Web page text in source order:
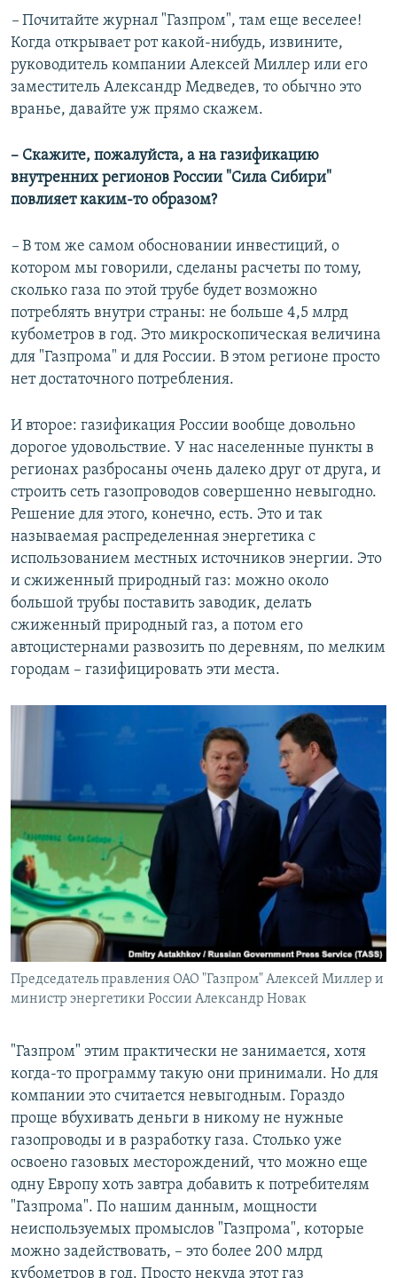
– Почитайте журнал "Газпром", там еще веселее!
Когда открывает рот какой-нибудь, извините,
руководитель компании Алексей Миллер или его
заместитель Александр Медведев, то обычно это
вранье, давайте уж прямо скажем.
– Скажите, пожалуйста, а на газификацию
внутренних регионов России "Сила Сибири"
повлияет каким-то образом?
– В том же самом обосновании инвестиций, о
котором мы говорили, сделаны расчеты по тому,
сколько газа по этой трубе будет возможно
потреблять внутри страны: не больше 4,5 млрд
кубометров в год. Это микроскопическая величина
для "Газпрома" и для России. В этом регионе просто
нет достаточного потребления.
И второе: газификация России вообще довольно
дорогое удовольствие. У нас населенные пункты в
регионах разбросаны очень далеко друг от друга, и
строить сеть газопроводов совершенно невыгодно.
Решение для этого, конечно, есть. Это и так
называемая распределенная энергетика с
использованием местных источников энергии. Это
и сжиженный природный газ: можно около
большой трубы поставить заводик, делать
сжиженный природный газ, а потом его
автоцистернами развозить по деревням, по мелким
городам – газифицировать эти места.
Председатель правления ОАО "Газпром" Алексей Миллер и
министр энергетики России Александр Новак
"Газпром" этим практически не занимается, хотя
когда-то программу такую они принимали. Но для
компании это считается невыгодным. Гораздо
проще вбухивать деньги в никому не нужные
газопроводы и в разработку газа. Столько уже
освоено газовых месторождений, что можно еще
одну Европу хоть завтра добавить к потребителям
"Газпрома". По нашим данным, мощности
неиспользуемых промыслов "Газпрома", которые
можно задействовать, – это более 200 млрд
кубометров в год. Просто некуда этот газ